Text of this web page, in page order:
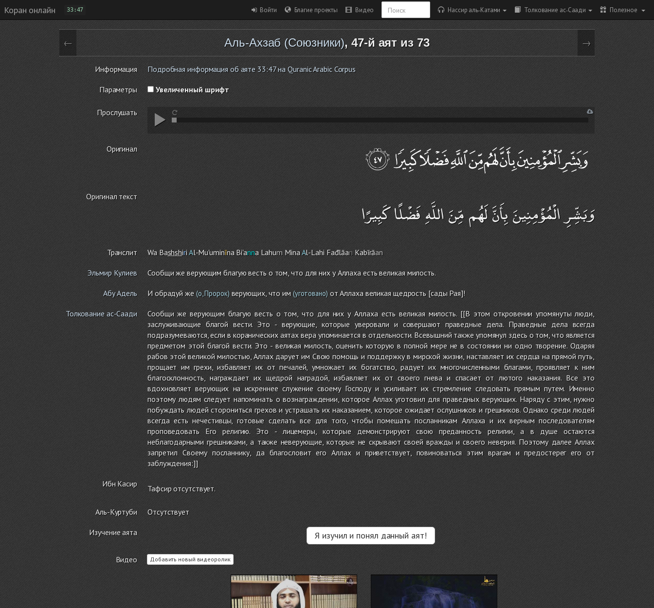
Коран онлайн 33:47 Войти Благие проекты Видео Нассир аль-Катами Толкование ас-Саади Полезное
← Аль-Ахзаб (Союзники), 47-й аят из 73 →
Информация Подробная информация об аяте 33:47 на Quranic Arabic Corpus
Параметры Увеличенный шрифт
Прослушать
Оригинал
Оригинал текст
وَبَشِّرِ الْمُؤْمِنِينَ بِأَنَّ لَهُم مِّنَ اللَّهِ فَضْلًا كَبِيرًا
Транслит Wa BashshiriAl-Mu'uminīna Bi'anna Lahum MinaAl-LahiFađlāan Kabīrāan
Эльмир Кулиев Сообщи же верующим благую весть о том, что для них у Аллаха есть великая милость.
Абу Адель И обрадуй же(о, Пророк)верующих, что им(уготовано)от Аллаха великая щедрость [сады Рая]!
Толкование ас-Саади
Сообщи же верующим благую весть о том, что для них у Аллаха есть великая милость. [[В этом откровении упомянуты люди,
заслуживающие благой вести. Это - верующие, которые уверовали и совершают праведные дела. Праведные дела всегда
подразумеваются, если в коранических аятах вера упоминается в отдельности. Всевышний также упомянул здесь о том, что является
предметом этой благой вести. Это - великая милость, оценить которую в полной мере не в состоянии ни одно творение. Одаряя
рабов этой великой милостью, Аллах дарует им Свою помощь и поддержку в мирской жизни, наставляет их сердца на прямой путь,
прощает им грехи, избавляет их от печалей, умножает их богатство, радует их многочисленными благами, проявляет к ним
благосклонность, награждает их щедрой наградой, избавляет их от своего гнева и спасает от лютого наказания. Все это
вдохновляет верующих на искреннее служение своему Господу и усиливает их стремление следовать прямым путем. Именно
поэтому людям следует напоминать о вознаграждении, которое Аллах уготовил для праведных верующих. Наряду с этим, нужно
побуждать людей сторониться грехов и устрашать их наказанием, которое ожидает ослушников и грешников. Однако среди людей
всегда есть нечестивцы, готовые сделать все для того, чтобы помешать посланникам Аллаха и их верным последователям
проповедовать Его религию. Это - лицемеры, которые демонстрируют свою преданность религии, а в душе остаются
неблагодарными грешниками, а также неверующие, которые не скрывают своей вражды и своего неверия. Поэтому далее Аллах
запретил Своему посланнику, да благословит его Аллах и приветствует, повиноваться этим врагам и предостерег его от
заблуждения:]]
Ибн Касир Тафсир отсутствует.
Аль-Куртуби Отсутствует
Изучение аята Я изучил и понял данный аят!
Видео Добавить новый видеоролик